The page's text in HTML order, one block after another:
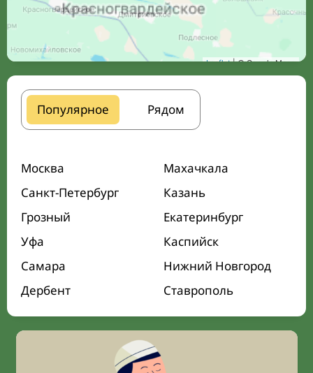
Leaflet| © Google Maps
Популярное Рядом
Москва
Махачкала
Санкт-Петербург
Казань
Грозный
Екатеринбург
Уфа
Каспийск
Самара
Нижний Новгород
Дербент
Ставрополь